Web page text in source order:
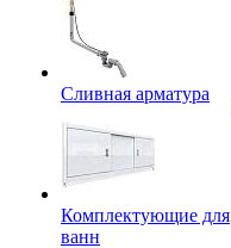
Сливная арматура
Комплектующие для
ванн